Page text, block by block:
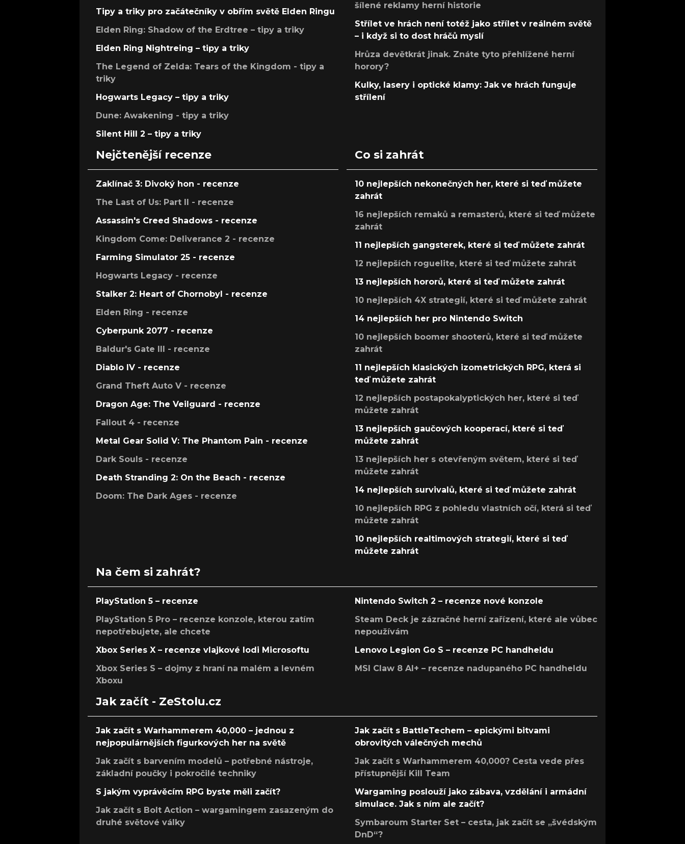
Tipy a triky pro začátečníky v obřím světě Elden Ringu
Elden Ring: Shadow of the Erdtree – tipy a triky
Elden Ring Nightreing – tipy a triky
The Legend of Zelda: Tears of the Kingdom - tipy a
triky
Hogwarts Legacy – tipy a triky
Dune: Awakening - tipy a triky
Silent Hill 2 – tipy a triky
šílené reklamy herní historie
Střílet ve hrách není totéž jako střílet v reálném světě
– i když si to dost hráčů myslí
Hrůza devětkrát jinak. Znáte tyto přehlížené herní
horory?
Kulky, lasery i optické klamy: Jak ve hrách funguje
střílení
Nejčtenější recenze
Zaklínač 3: Divoký hon - recenze
The Last of Us: Part II - recenze
Assassin's Creed Shadows - recenze
Kingdom Come: Deliverance 2 - recenze
Farming Simulator 25 - recenze
Hogwarts Legacy - recenze
Stalker 2: Heart of Chornobyl - recenze
Elden Ring - recenze
Cyberpunk 2077 - recenze
Baldur's Gate III - recenze
Diablo IV - recenze
Grand Theft Auto V - recenze
Dragon Age: The Veilguard - recenze
Fallout 4 - recenze
Metal Gear Solid V: The Phantom Pain - recenze
Dark Souls - recenze
Death Stranding 2: On the Beach - recenze
Doom: The Dark Ages - recenze
Co si zahrát
10 nejlepších nekonečných her, které si teď můžete
zahrát
16 nejlepších remaků a remasterů, které si teď můžete
zahrát
11 nejlepších gangsterek, které si teď můžete zahrát
12 nejlepších roguelite, které si teď můžete zahrát
13 nejlepších hororů, které si teď můžete zahrát
10 nejlepších 4X strategií, které si teď můžete zahrát
14 nejlepších her pro Nintendo Switch
10 nejlepších boomer shooterů, které si teď můžete
zahrát
11 nejlepších klasických izometrických RPG, která si
teď můžete zahrát
12 nejlepších postapokalyptických her, které si teď
můžete zahrát
13 nejlepších gaučových kooperací, které si teď
můžete zahrát
13 nejlepších her s otevřeným světem, které si teď
můžete zahrát
14 nejlepších survivalů, které si teď můžete zahrát
10 nejlepších RPG z pohledu vlastních očí, která si teď
můžete zahrát
10 nejlepších realtimových strategií, které si teď
můžete zahrát
Na čem si zahrát?
PlayStation 5 – recenze
PlayStation 5 Pro – recenze konzole, kterou zatím
nepotřebujete, ale chcete
Xbox Series X – recenze vlajkové lodi Microsoftu
Xbox Series S – dojmy z hraní na malém a levném
Xboxu
Nintendo Switch 2 – recenze nové konzole
Steam Deck je zázračné herní zařízení, které ale vůbec
nepoužívám
Lenovo Legion Go S – recenze PC handheldu
MSI Claw 8 AI+ – recenze nadupaného PC handheldu
Jak začít - ZeStolu.cz
Jak začít s Warhammerem 40,000 – jednou z
nejpopulárnějších figurkových her na světě
Jak začít s barvením modelů – potřebné nástroje,
základní poučky i pokročilé techniky
S jakým vyprávěcím RPG byste měli začít?
Jak začít s Bolt Action – wargamingem zasazeným do
druhé světové války
Jak začít s BattleTechem – epickými bitvami
obrovitých válečných mechů
Jak začít s Warhammerem 40,000? Cesta vede přes
přístupnější Kill Team
Wargaming poslouží jako zábava, vzdělání i armádní
simulace. Jak s ním ale začít?
Symbaroum Starter Set – cesta, jak začít se „švédským
DnD“?